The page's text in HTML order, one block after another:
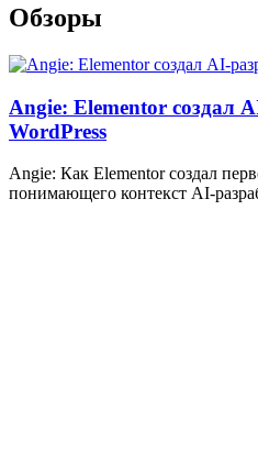
Обзоры
Angie: Elementor создал
WordPress
Angie: Как Elementor создал
понимающего контекст AI-